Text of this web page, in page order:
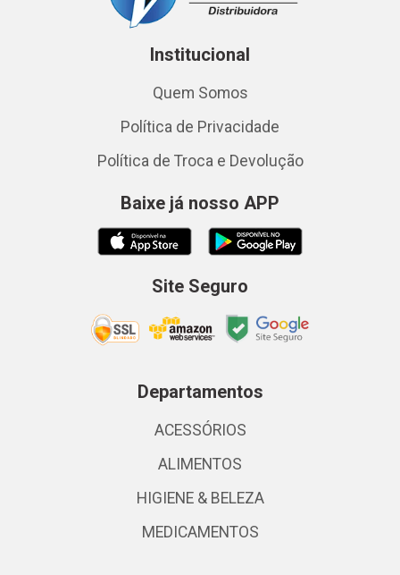
Institucional
Quem Somos
Política de Privacidade
Política de Troca e Devolução
Baixe já nosso APP
Site Seguro
Departamentos
ACESSÓRIOS
ALIMENTOS
HIGIENE & BELEZA
MEDICAMENTOS